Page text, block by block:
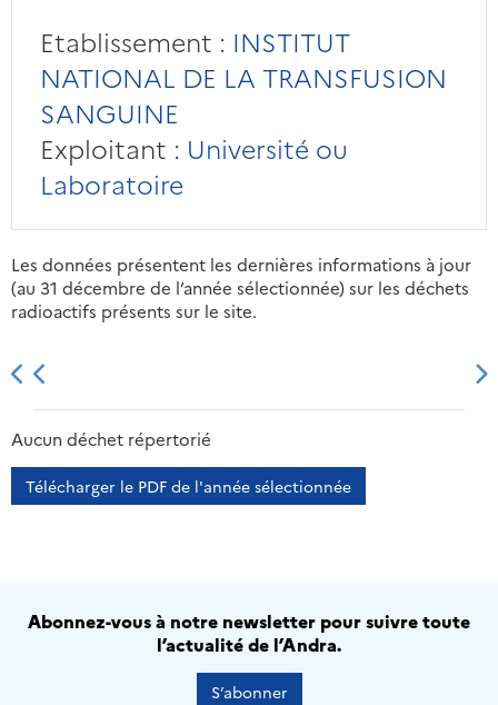
Etablissement : INSTITUT
NATIONAL DE LA TRANSFUSION
SANGUINE
Exploitant : Université ou
Laboratoire
Les données présentent les dernières informations à jour
(au 31 décembre de l’année sélectionnée) sur les déchets
radioactifs présents sur le site.
2013 2014
Aucun déchet répertorié
Télécharger le PDF de l'année sélectionnée
Abonnez-vous à notre newsletter pour suivre toute
l’actualité de l’Andra.
S’abonner